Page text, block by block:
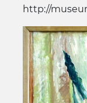
http://